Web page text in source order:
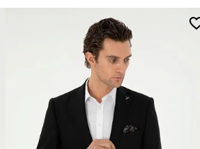
Добавить в корзину